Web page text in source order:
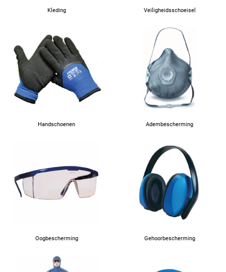
Kleding Veiligheidsschoeisel
Handschoenen Adembescherming
Oogbescherming Gehoorbescherming